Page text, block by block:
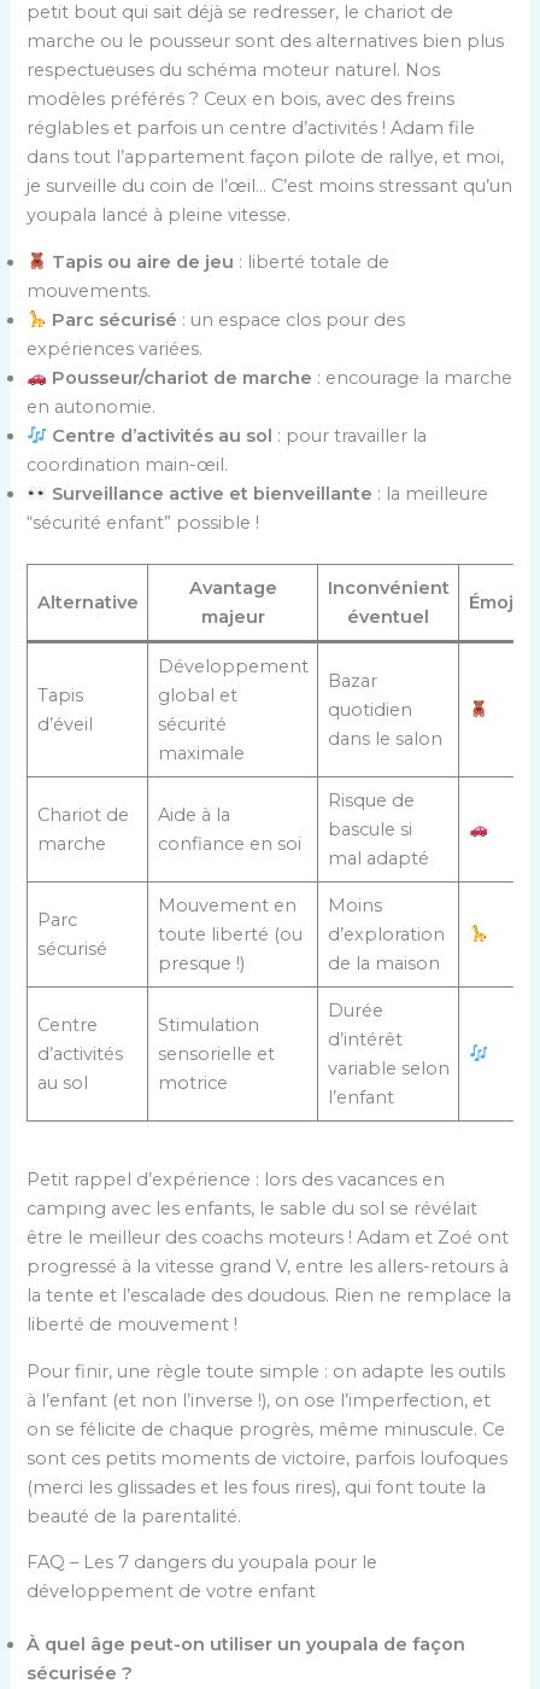
petit bout qui sait déjà se redresser, le chariot de
marche ou le pousseur sont des alternatives bien plus
respectueuses du schéma moteur naturel. Nos
modèles préférés ? Ceux en bois, avec des freins
réglables et parfois un centre d’activités ! Adam file
dans tout l’appartement façon pilote de rallye, et moi,
je surveille du coin de l’œil… C’est moins stressant qu’un
youpala lancé à pleine vitesse.
Tapis ou aire de jeu : liberté totale de
mouvements.
Parc sécurisé : un espace clos pour des
expériences variées.
Pousseur/chariot de marche : encourage la marche
en autonomie.
Centre d’activités au sol : pour travailler la
coordination main-œil.
Surveillance active et bienveillante : la meilleure
“sécurité enfant” possible !
Alternative
Avantage
majeur
Inconvénient
éventuel
Émoji
Tapis
d’éveil
Développement
global et
sécurité
maximale
Bazar
quotidien
dans le salon
Chariot de
marche
Aide à la
confiance en soi
Risque de
bascule si
mal adapté
Parc
sécurisé
Mouvement en
toute liberté (ou
presque !)
Moins
d’exploration
de la maison
Centre
d’activités
au sol
Stimulation
sensorielle et
motrice
Durée
d’intérêt
variable selon
l’enfant
Petit rappel d’expérience : lors des vacances en
camping avec les enfants, le sable du sol se révélait
être le meilleur des coachs moteurs ! Adam et Zoé ont
progressé à la vitesse grand V, entre les allers-retours à
la tente et l’escalade des doudous. Rien ne remplace la
liberté de mouvement !
Pour finir, une règle toute simple : on adapte les outils
à l’enfant (et non l’inverse !), on ose l’imperfection, et
on se félicite de chaque progrès, même minuscule. Ce
sont ces petits moments de victoire, parfois loufoques
(merci les glissades et les fous rires), qui font toute la
beauté de la parentalité.
FAQ – Les 7 dangers du youpala pour le
développement de votre enfant
À quel âge peut-on utiliser un youpala de façon
sécurisée ?